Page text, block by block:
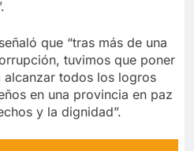
señaló que “tras más de una
tuvimos que poner
todos los logros
en una provincia en paz
y la dignidad”.